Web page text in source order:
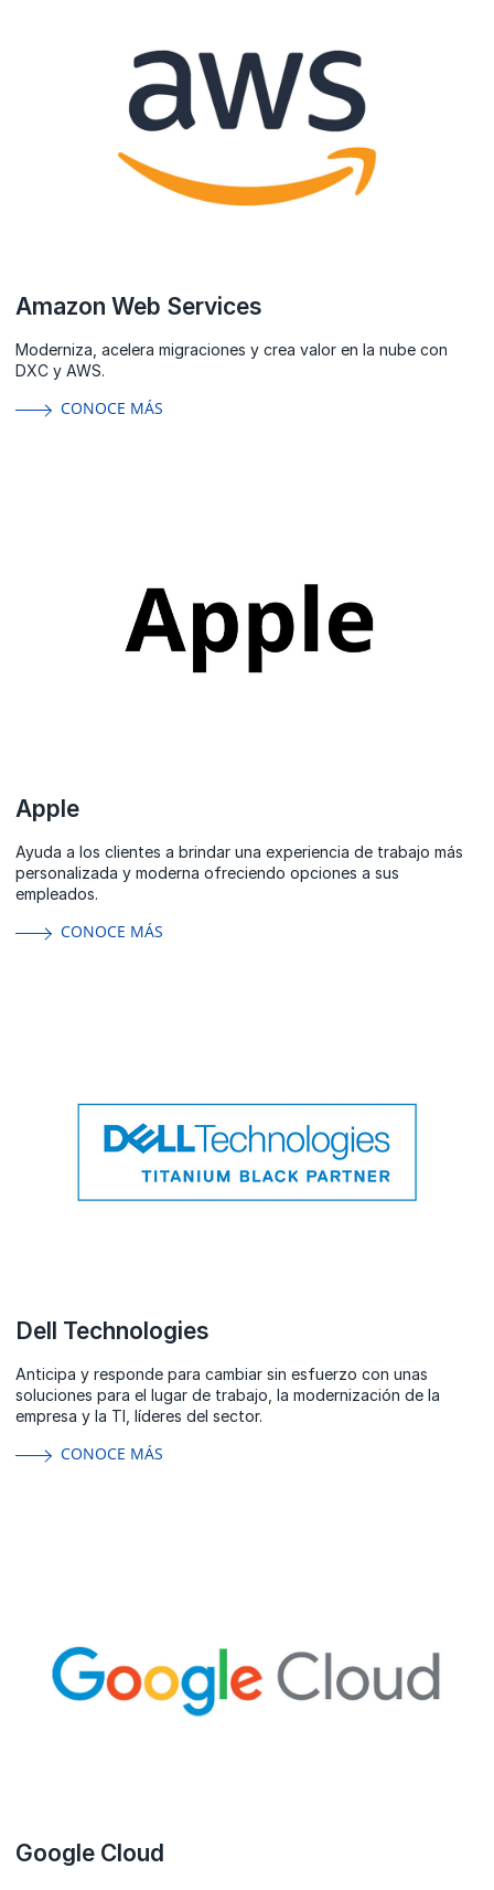
Amazon Web Services
Moderniza, acelera migraciones y crea valor en la nube con
DXC y AWS.
CONOCE MÁS
Apple
Ayuda a los clientes a brindar una experiencia de trabajo más
personalizada y moderna ofreciendo opciones a sus
empleados.
CONOCE MÁS
Dell Technologies
Anticipa y responde para cambiar sin esfuerzo con unas
soluciones para el lugar de trabajo, la modernización de la
empresa y la TI, líderes del sector.
CONOCE MÁS
Google Cloud